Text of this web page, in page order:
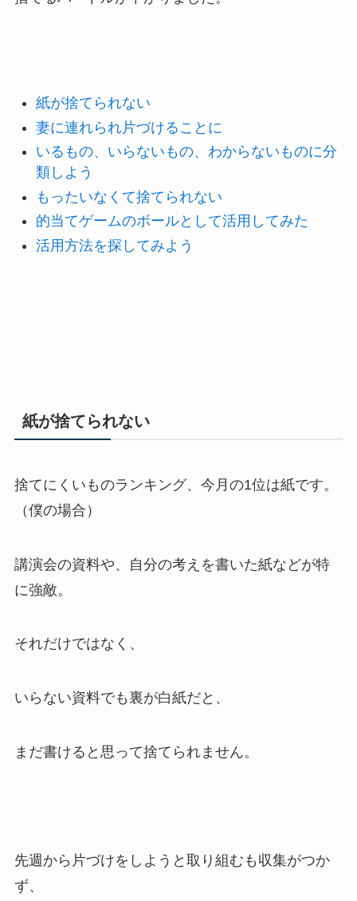
紙が捨てられない
妻に連れられ片づけることに
いるもの、いらないもの、わからないものに分
類しよう
もったいなくて捨てられない
的当てゲームのボールとして活用してみた
活用方法を探してみよう
紙が捨てられない
捨てにくいものランキング、今月の1位は紙です。
（僕の場合）
講演会の資料や、自分の考えを書いた紙などが特
に強敵。
それだけではなく、
いらない資料でも裏が白紙だと、
まだ書けると思って捨てられません。
先週から片づけをしようと取り組むも収集がつか
ず、